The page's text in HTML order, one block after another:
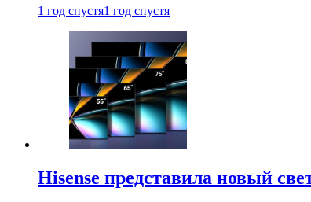
1 год спустя1 год спустя
Hisense представила новый